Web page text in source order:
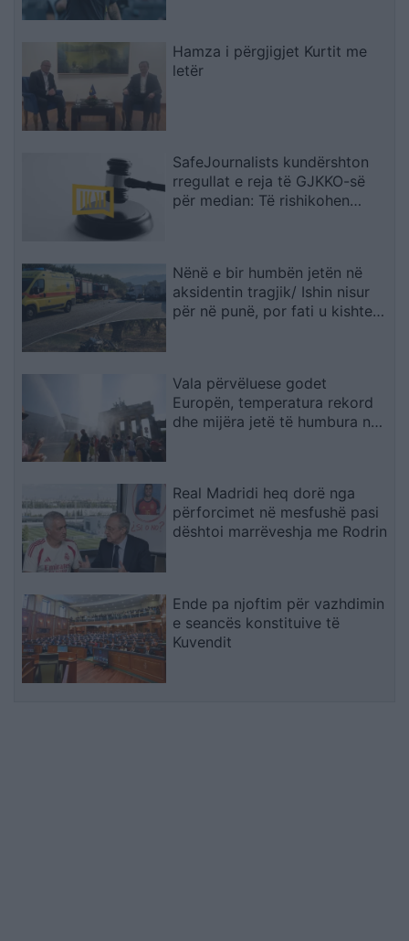
Hamza i përgjigjet Kurtit me
letër
SafeJournalists kundërshton
rregullat e reja të GJKKO-së
për median: Të rishikohen
Nënë e bir humbën jetën në
aksidentin tragjik/ Ishin nisur
për në punë, por fati u kishte
Vala përvëluese godet
Europën, temperatura rekord
dhe mijëra jetë të humbura nga
Real Madridi heq dorë nga
përforcimet në mesfushë pasi
dështoi marrëveshja me Rodrin
Ende pa njoftim për vazhdimin
e seancës konstituive të
Kuvendit